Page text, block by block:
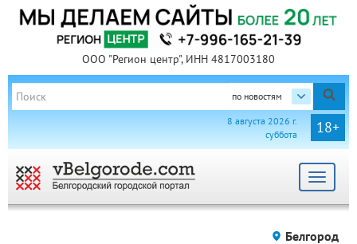
ООО "Регион центр", ИНН 4817003180
по новостям
18+
8 августа 2026 г.
суббота
Toggle
Белгород